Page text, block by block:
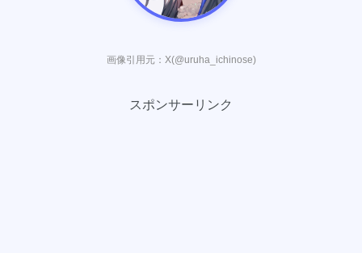
画像引用元：X(@uruha_ichinose)
スポンサーリンク